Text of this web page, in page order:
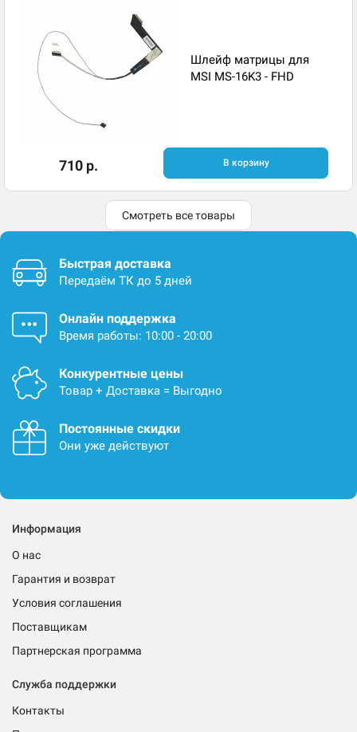
Шлейф матрицы для
MSI MS-16K3 - FHD
710 р. В корзину
Смотреть все товары
Быстрая доставка
Передаём ТК до 5 дней
Онлайн поддержка
Время работы: 10:00 - 20:00
Конкурентные цены
Товар + Доставка = Выгодно
Постоянные скидки
Они уже действуют
Информация
О нас
Гарантия и возврат
Условия соглашения
Поставщикам
Партнерская программа
Служба поддержки
Контакты